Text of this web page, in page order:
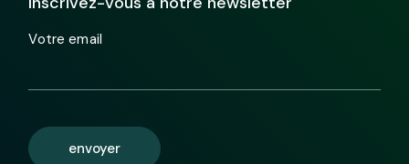
Votre email
envoyer